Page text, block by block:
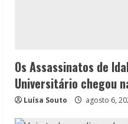
Os Assassinatos de
Universitário chegou
Luísa Souto agosto 6,